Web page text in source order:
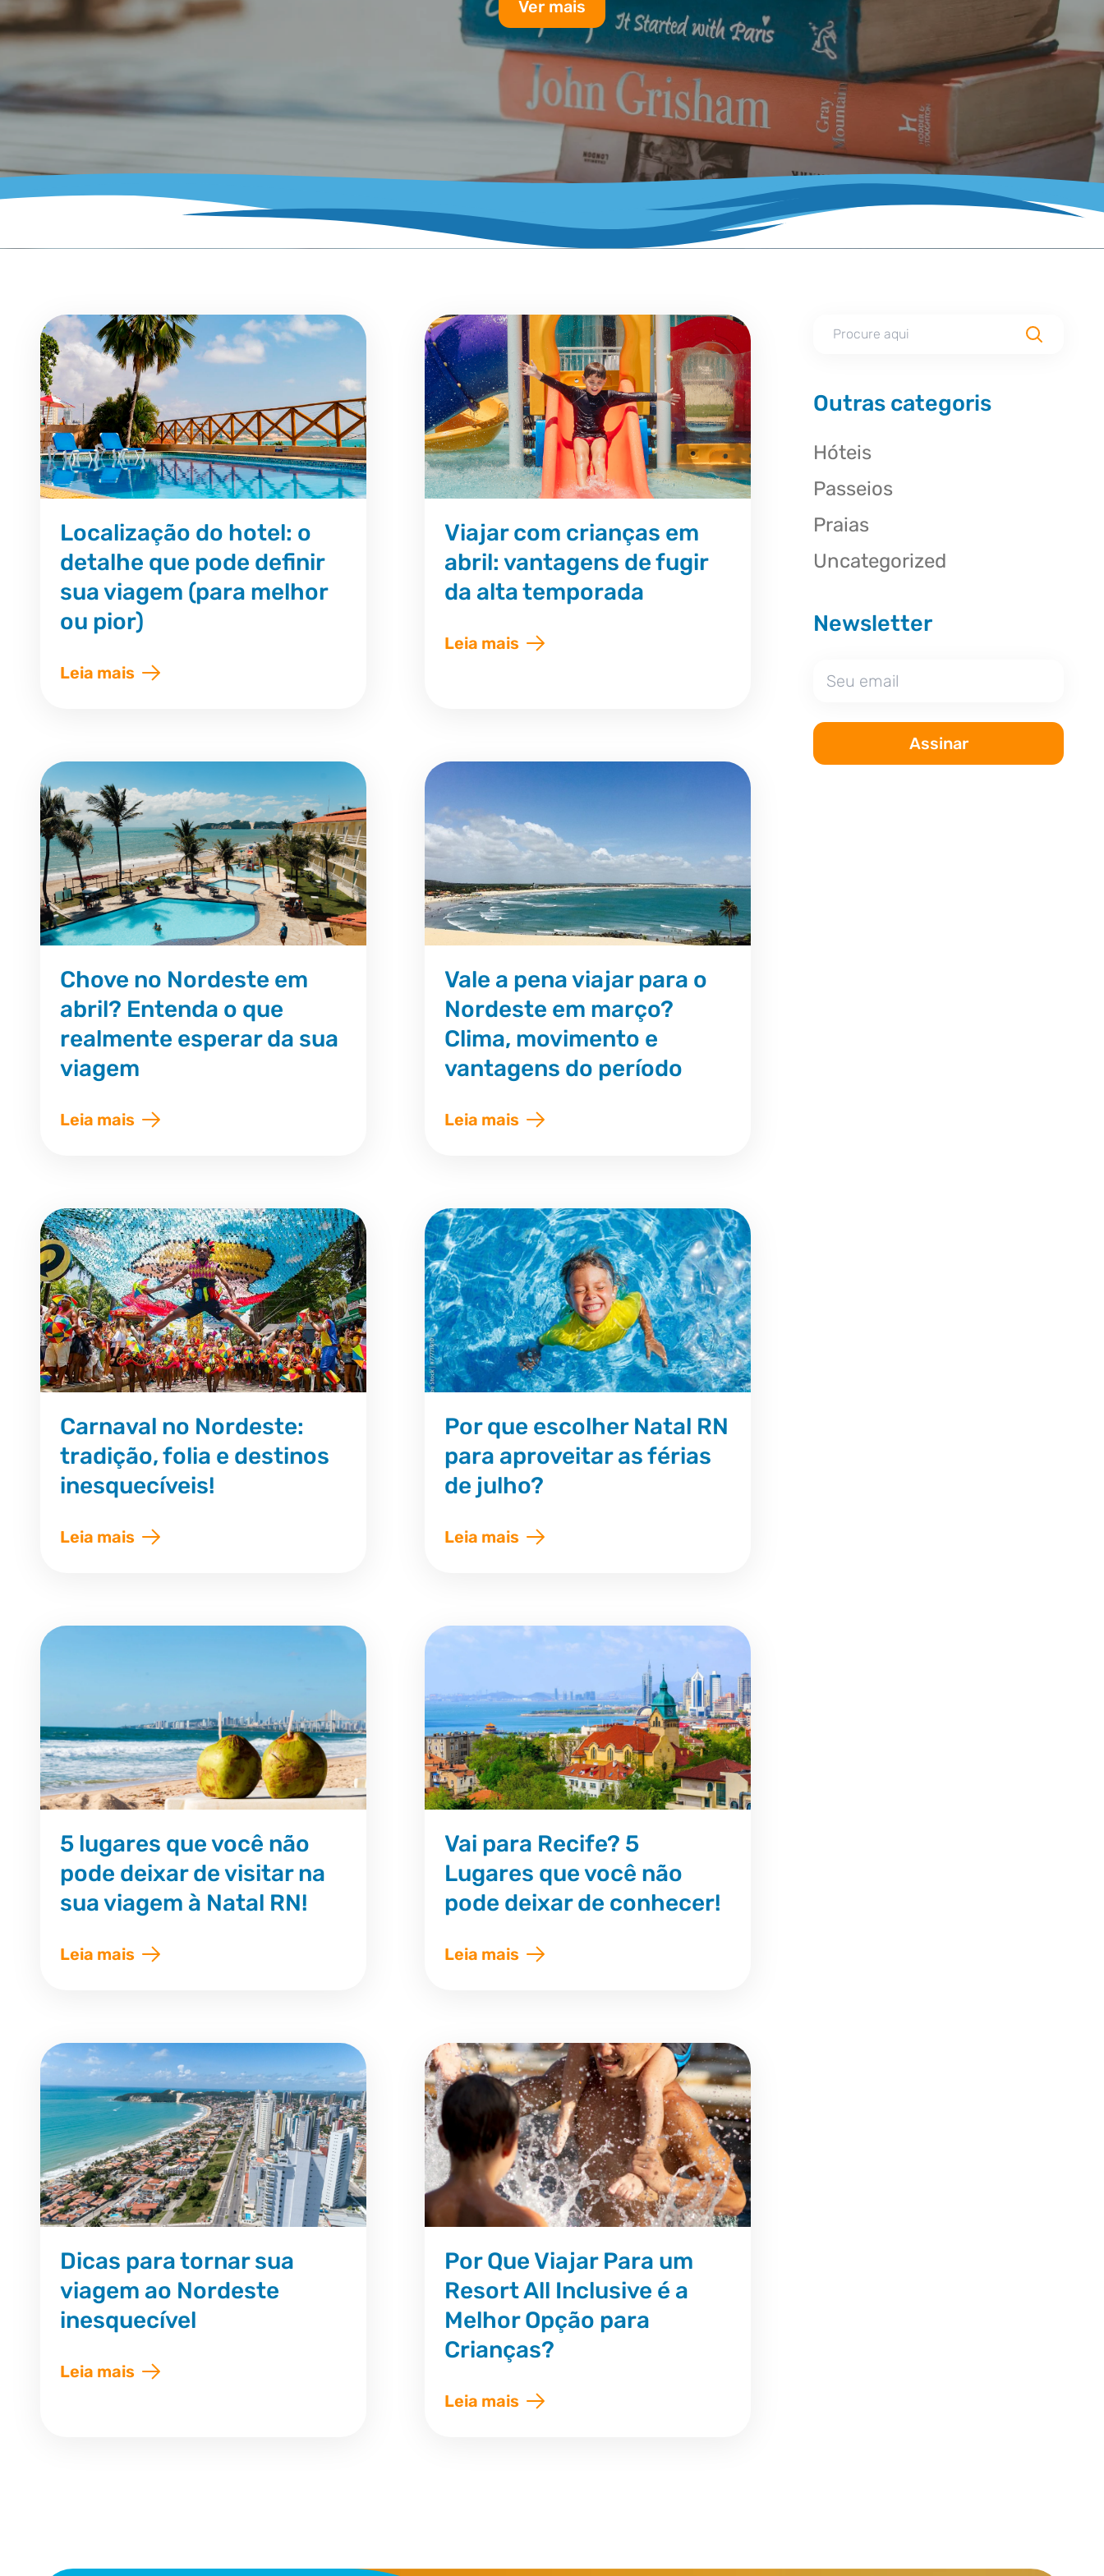
Ver mais
Localização do hotel: o
detalhe que pode definir
sua viagem (para melhor
ou pior)
Leia mais
Viajar com crianças em
abril: vantagens de fugir
da alta temporada
Leia mais
Chove no Nordeste em
abril? Entenda o que
realmente esperar da sua
viagem
Leia mais
Vale a pena viajar para o
Nordeste em março?
Clima, movimento e
vantagens do período
Leia mais
Carnaval no Nordeste:
tradição, folia e destinos
inesquecíveis!
Leia mais
Por que escolher Natal RN
para aproveitar as férias
de julho?
Leia mais
5 lugares que você não
pode deixar de visitar na
sua viagem à Natal RN!
Leia mais
Vai para Recife? 5
Lugares que você não
pode deixar de conhecer!
Leia mais
Dicas para tornar sua
viagem ao Nordeste
inesquecível
Leia mais
Por Que Viajar Para um
Resort All Inclusive é a
Melhor Opção para
Crianças?
Leia mais
Outras categoris
Hóteis
Passeios
Praias
Uncategorized
Newsletter